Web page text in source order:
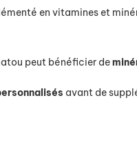
en vitamines et
peut bénéficier de
avant de